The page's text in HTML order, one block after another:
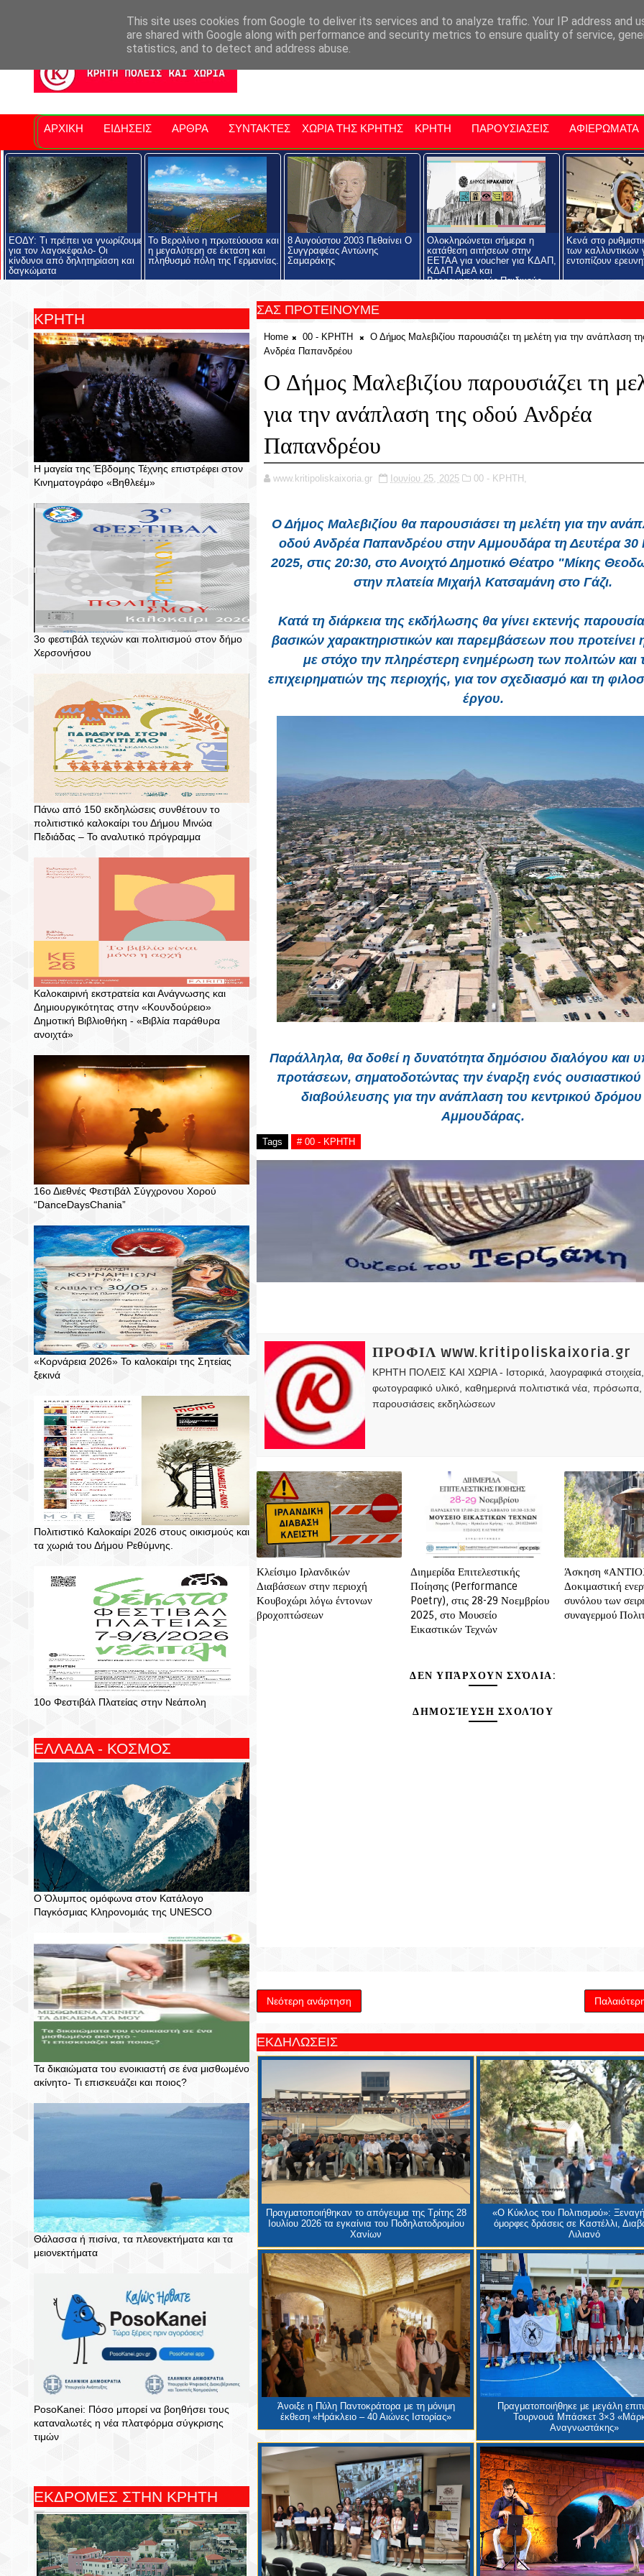
Νομός Λασιθίου Αγαπάμε Ρέθυμνο Επαρχία Μαλεβιζίου Εκδηλώσεις Στην Κρήτη Kriti Traveller
ΑΡΧΙΚΗ ΕΙΔΗΣΕΙΣ ΑΡΘΡΑ ΣΥΝΤΑΚΤΕΣ ΧΩΡΙΑ ΤΗΣ ΚΡΗΤΗΣ ΚΡΗΤΗ ΠΑΡΟΥΣΙΑΣΕΙΣ ΑΦΙΕΡΩΜΑΤΑ
ΕΟΔΥ: Τι πρέπει να γνωρίζουμε
για τον λαγοκέφαλο- Οι
κίνδυνοι από δηλητηρίαση και
δαγκώματα
Το Βερολίνο η πρωτεύουσα και
η μεγαλύτερη σε έκταση και
πληθυσμό πόλη της Γερμανίας.
8 Αυγούστου 2003 Πεθαίνει Ο
Συγγραφέας Αντώνης
Σαμαράκης
Ολοκληρώνεται σήμερα η
κατάθεση αιτήσεων στην
ΕΕΤΑΑ για voucher για ΚΔΑΠ,
ΚΔΑΠ ΑμεΑ και
Βρεφονηπιακούς-Παιδικούς
Κενά στο
των καλλυντικών
εντοπίζουν
ΚΡΗΤΗ
Η μαγεία της Έβδομης Τέχνης επιστρέφει στον
Κινηματογράφο «Βηθλεέμ»
3ο φεστιβάλ τεχνών και πολιτισμού στον δήμο
Χερσονήσου
Πάνω από 150 εκδηλώσεις συνθέτουν το
πολιτιστικό καλοκαίρι του Δήμου Μινώα
Πεδιάδας – To αναλυτικό πρόγραμμα
Καλοκαιρινή εκστρατεία και Ανάγνωσης και
Δημιουργικότητας στην «Κουνδούρειο»
Δημοτική Βιβλιοθήκη - «Βιβλία παράθυρα
ανοιχτά»
16ο Διεθνές Φεστιβάλ Σύγχρονου Χορού
“DanceDaysChania”
«Κορνάρεια 2026» Το καλοκαίρι της Σητείας
ξεκινά
Πολιτιστικό Καλοκαίρι 2026 στους οικισμούς και
τα χωριά του Δήμου Ρεθύμνης.
10ο Φεστιβάλ Πλατείας στην Νεάπολη
ΕΛΛΑΔΑ - ΚΟΣΜΟΣ
Ο Όλυμπος ομόφωνα στον Κατάλογο
Παγκόσμιας Κληρονομιάς της UNESCO
Τα δικαιώματα του ενοικιαστή σε ένα μισθωμένο
ακίνητο- Τι επισκευάζει και ποιος?
Θάλασσα ή πισίνα, τα πλεονεκτήματα και τα
μειονεκτήματα
PosoKanei: Πόσο μπορεί να βοηθήσει τους
καταναλωτές η νέα πλατφόρμα σύγκρισης
τιμών
ΕΚΔΡΟΜΕΣ ΣΤΗΝ ΚΡΗΤΗ
ΣΑΣ ΠΡΟΤΕΙΝΟΥΜΕ
Home 00 - ΚΡΗΤΗ
Ο Δήμος Μαλεβιζίου παρουσιάζει τη μελέτη για την ανάπλαση
Ανδρέα Παπανδρέου
Ο Δήμος Μαλεβιζίου παρουσιάζει τη
για την ανάπλαση της οδού Ανδρέα
Παπανδρέου
www.kritipoliskaixoria.gr Ιουνίου 25, 2025 00 - ΚΡΗΤΗ,
Ο Δήμος Μαλεβιζίου θα παρουσιάσει τη μελέτη για την
οδού Ανδρέα Παπανδρέου στην Αμμουδάρα τη Δευτέρα 30
2025, στις 20:30, στο Ανοιχτό Δημοτικό Θέατρο "Μίκης
στην πλατεία Μιχαήλ Κατσαμάνη στο Γάζι.
Κατά τη διάρκεια της εκδήλωσης θα γίνει εκτενής
βασικών χαρακτηριστικών και παρεμβάσεων που προτείνει
με στόχο την πληρέστερη ενημέρωση των πολιτών και
επιχειρηματιών της περιοχής, για τον σχεδιασμό και τη
έργου.
Παράλληλα, θα δοθεί η δυνατότητα δημόσιου διαλόγου και
προτάσεων, σηματοδοτώντας την έναρξη ενός
διαβούλευσης για την ανάπλαση του κεντρικού δρόμου
Αμμουδάρας.
Tags # 00 - ΚΡΗΤΗ
ΠΡΟΦΙΛ www.kritipoliskaixoria.gr
ΚΡΗΤΗ ΠΟΛΕΙΣ ΚΑΙ ΧΩΡΙΑ - Ιστορικά, λαογραφικά
φωτογραφικό υλικό, καθημερινά πολιτιστικά νέα, πρόσωπα,
παρουσιάσεις εκδηλώσεων
Κλείσιμο Ιρλανδικών
Διαβάσεων στην περιοχή
Κουβοχώρι λόγω έντονων
βροχοπτώσεων
Διημερίδα Επιτελεστικής
Ποίησης (Performance
Poetry), στις 28-29 Νοεμβρίου
2025, στο Μουσείο
Εικαστικών Τεχνών
Άσκηση
Δοκιμαστική
συνόλου των
συναγερμού
ΔΕΝ ΥΠΆΡΧΟΥΝ ΣΧΌΛΙΑ:
ΔΗΜΟΣΊΕΥΣΗ ΣΧΟΛΊΟΥ
Νεότερη ανάρτηση
ΕΚΔΗΛΩΣΕΙΣ
Πραγματοποιήθηκαν το απόγευμα της Τρίτης 28
Ιουλίου 2026 τα εγκαίνια του Ποδηλατοδρομίου
Χανίων
«Ο Κύκλος του Πολιτισμού»:
όμορφες δράσεις σε Καστέλλι,
Λιλιανό
Άνοιξε η Πύλη Παντοκράτορα με τη μόνιμη
έκθεση «Ηράκλειο – 40 Αιώνες Ιστορίας»
Πραγματοποιήθηκε με μεγάλη
Τουρνουά Μπάσκετ 3×3
Αναγνωστάκης»
This site uses cookies from Google to deliver its services and to analyze traffic. Your IP address and
are shared with Google along with performance and security metrics to ensure quality of service,
statistics, and to detect and address abuse.